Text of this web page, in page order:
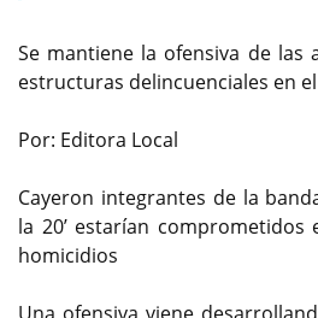
Se mantiene la ofensiva de las
estructuras delincuenciales en
Por: Editora Local
Cayeron integrantes de la
la 20’ estarían
homicidios